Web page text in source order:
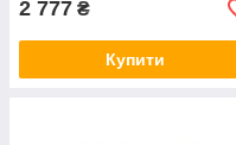
2 777 ₴
Купити